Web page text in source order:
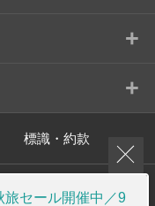
+
+
標識・約款
ライバシーポリシー
旅セール開催中／9